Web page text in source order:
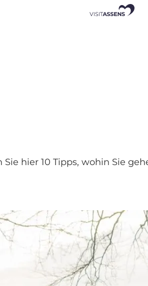
hier 10 Tipps, wohin Sie